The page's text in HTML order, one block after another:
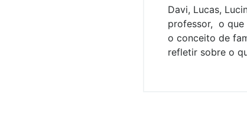
Davi, Lucas,
professor, o que
o conceito de
refletir sobre o